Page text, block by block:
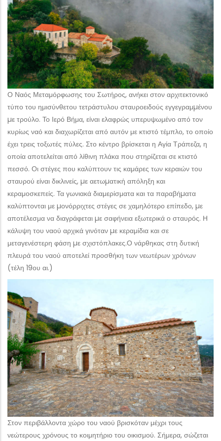
Ο Ναός Μεταμόρφωσης του Σωτήρος, ανήκει στον αρχιτεκτονικό
τύπο του ημισύνθετου τετράστυλου σταυροειδούς εγγεγραμµένου
µε τρούλο. Το Ιερό Βήμα, είναι ελαφρώς υπερυψωμένο από τον
κυρίως ναό και διαχωρίζεται από αυτόν με κτιστό τέμπλο, το οποίο
έχει τρεις τοξωτές πύλες. Στο κέντρο βρίσκεται η Αγία Τράπεζα, η
οποία αποτελείται από λίθινη πλάκα που στηρίζεται σε κτιστό
πεσσό. Οι στέγες που καλύπτουν τις καμάρες των κεραιών του
σταυρού είναι δικλινείς, µε αετωµατικἠ απόληξη και
κεραμοσκεπείς. Τα γωνιακά διαμερίσματα και τα παραβήµατα
καλύπτονται με µονόρριχτες στέγες σε χαμηλότερο επίπεδο, µε
αποτέλεσμα να διαγράφεται µε σαφήνεια εξωτερικά ο σταυρός. Η
κάλυψη του ναού αρχικά γινόταν µε κεραμίδια και σε
μεταγενέστερη φάση µε σχιστόπλακες.Ο νάρθηκας στη δυτική
πλευρά του ναού αποτελεί προσθήκη των νεωτέρων χρόνων
(τέλη 19ου αι.)
Στον περιβάλλοντα χώρο του ναού βρισκόταν μέχρι τους
νεώτερους χρόνους το κοιμητήριο του οικισμού. Σήμερα, σώζεται